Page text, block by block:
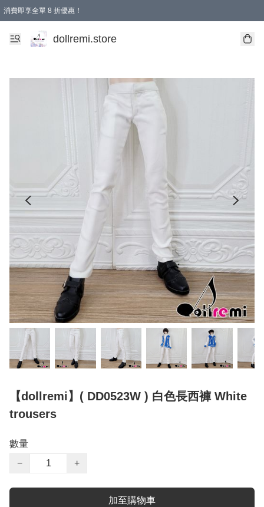
消費即享全單 8 折優惠！
購物滿 HKD 1500.00即享免運費優惠！（適用於 本地送貨、本地取貨、國際送貨 )
dollremi.store
【dollremi】( DD0523W ) 白色長西褲 White
trousers
數量
−
+
加至購物車